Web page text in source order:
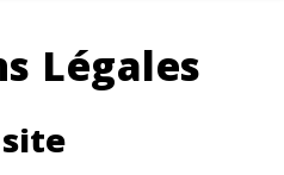
Légales